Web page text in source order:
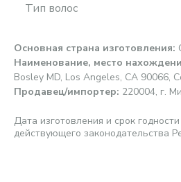
Тип волос
Основная страна изготовления:
Наименование, место
Bosley MD, Los Angeles, CA
Продавец/импортер: 220004, г.
Дата изготовления и срок
действующего законодательства